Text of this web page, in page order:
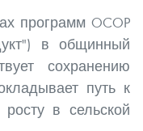
программ OCOP
в общинный
сохранению
путь к
росту в сельской